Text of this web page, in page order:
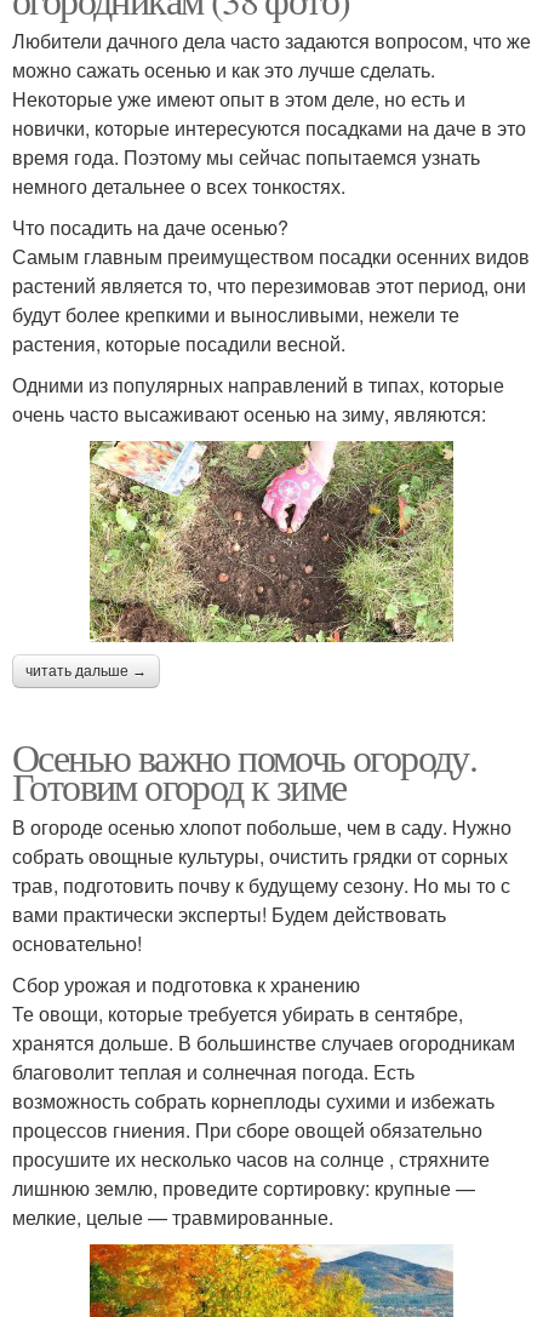
Любители дачного дела часто задаются вопросом, что же
можно сажать осенью и как это лучше сделать.
Некоторые уже имеют опыт в этом деле, но есть и
новички, которые интересуются посадками на даче в это
время года. Поэтому мы сейчас попытаемся узнать
немного детальнее о всех тонкостях.
Что посадить на даче осенью?
Самым главным преимуществом посадки осенних видов
растений является то, что перезимовав этот период, они
будут более крепкими и выносливыми, нежели те
растения, которые посадили весной.
Одними из популярных направлений в типах, которые
очень часто высаживают осенью на зиму, являются:
читать дальше →
Осенью важно помочь огороду.
Готовим огород к зиме
В огороде осенью хлопот побольше, чем в саду. Нужно
собрать овощные культуры, очистить грядки от сорных
трав, подготовить почву к будущему сезону. Но мы то с
вами практически эксперты! Будем действовать
основательно!
Сбор урожая и подготовка к хранению
Те овощи, которые требуется убирать в сентябре,
хранятся дольше. В большинстве случаев огородникам
благоволит теплая и солнечная погода. Есть
возможность собрать корнеплоды сухими и избежать
процессов гниения. При сборе овощей обязательно
просушите их несколько часов на солнце , стряхните
лишнюю землю, проведите сортировку: крупные —
мелкие, целые — травмированные.